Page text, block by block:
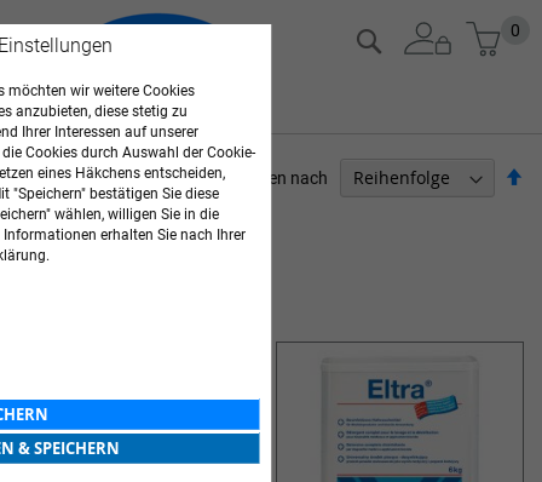
Zum
Inhalt
0
Suche
3Elemente
Sortieren nach
PFLEGEBEDARF
möchten wir weitere Cookies
anzubieten, diese stetig zu
Ihrer Interessen auf unserer
Cookies durch Auswahl der Cookie-
eines Häkchens entscheiden,
"Speichern" bestätigen Sie diese
wählen, willigen Sie in die
erhalten Sie nach Ihrer
& SPEICHERN